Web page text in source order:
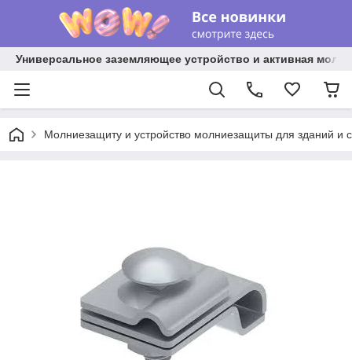
Универсальное заземляющее устройство и активная
Молниезащиту и устройство молниезащиты для зданий и